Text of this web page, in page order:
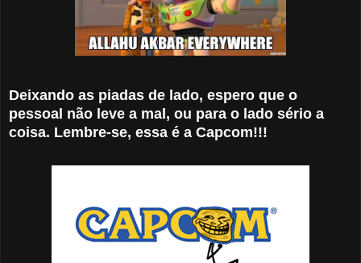
Deixando as piadas de lado, espero que o
pessoal não leve a mal, ou para o lado sério a
coisa. Lembre-se, essa é a Capcom!!!